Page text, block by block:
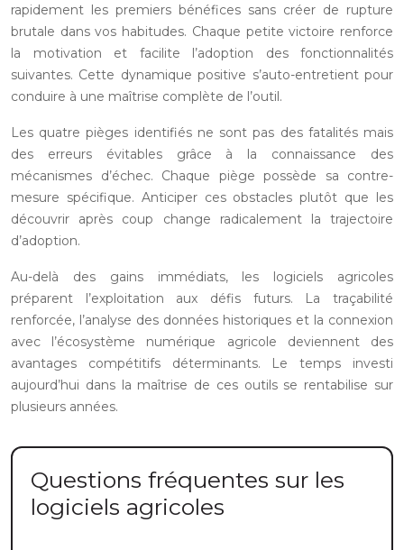
rapidement les premiers bénéfices sans créer de rupture
brutale dans vos habitudes. Chaque petite victoire renforce
la motivation et facilite l’adoption des fonctionnalités
suivantes. Cette dynamique positive s’auto-entretient pour
conduire à une maîtrise complète de l’outil.
Les quatre pièges identifiés ne sont pas des fatalités mais
des erreurs évitables grâce à la connaissance des
mécanismes d’échec. Chaque piège possède sa contre-
mesure spécifique. Anticiper ces obstacles plutôt que les
découvrir après coup change radicalement la trajectoire
d’adoption.
Au-delà des gains immédiats, les logiciels agricoles
préparent l’exploitation aux défis futurs. La traçabilité
renforcée, l’analyse des données historiques et la connexion
avec l’écosystème numérique agricole deviennent des
avantages compétitifs déterminants. Le temps investi
aujourd’hui dans la maîtrise de ces outils se rentabilise sur
plusieurs années.
Questions fréquentes sur les
logiciels agricoles